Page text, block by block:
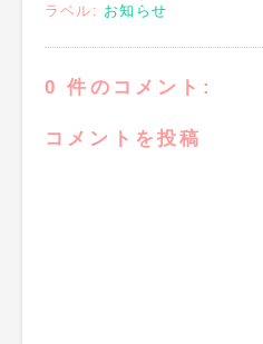
ラベル: お知らせ
0 件のコメント:
コメントを投稿